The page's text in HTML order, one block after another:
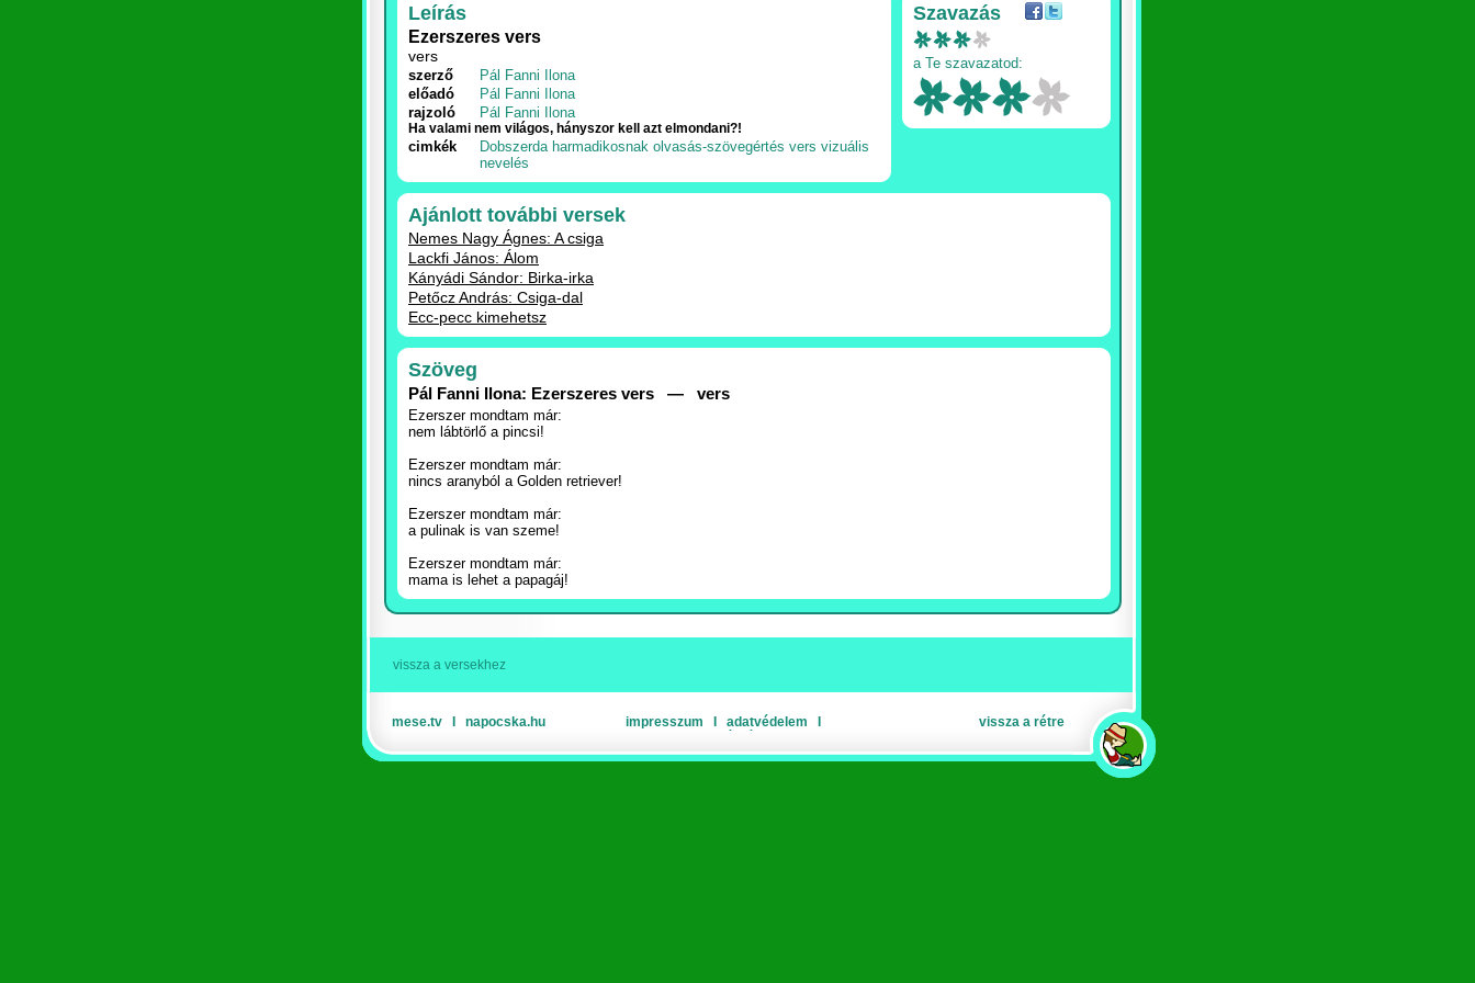
Leírás
Ezerszeres vers
vers
szerző
Pál Fanni Ilona
előadó
Pál Fanni Ilona
rajzoló
Pál Fanni Ilona
Ha valami nem világos, hányszor kell azt elmondani?!
cimkék Dobszerda harmadikosnak olvasás-szövegértés vers vizuális
nevelés
Szavazás
a Te szavazatod:
Ajánlott további versek
Nemes Nagy Ágnes: A csiga
Lackfi János: Álom
Kányádi Sándor: Birka-irka
Petőcz András: Csiga-dal
Ecc-pecc kimehetsz
Szöveg
Pál Fanni Ilona: Ezerszeres vers — vers
Ezerszer mondtam már:
nem lábtörlő a pincsi!
Ezerszer mondtam már:
nincs aranyból a Golden retriever!
Ezerszer mondtam már:
a pulinak is van szeme!
Ezerszer mondtam már:
mama is lehet a papagáj!
vissza a versekhez
mese.tv napocska.hu impresszum adatvédelem vissza a rétre